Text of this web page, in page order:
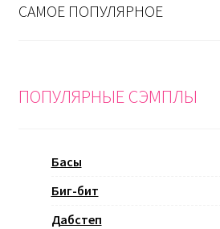
САМОЕ ПОПУЛЯРНОЕ
ПОПУЛЯРНЫЕ СЭМПЛЫ
Басы
Биг-бит
Дабстеп